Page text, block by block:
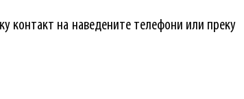
контакт на наведените телефони или преку